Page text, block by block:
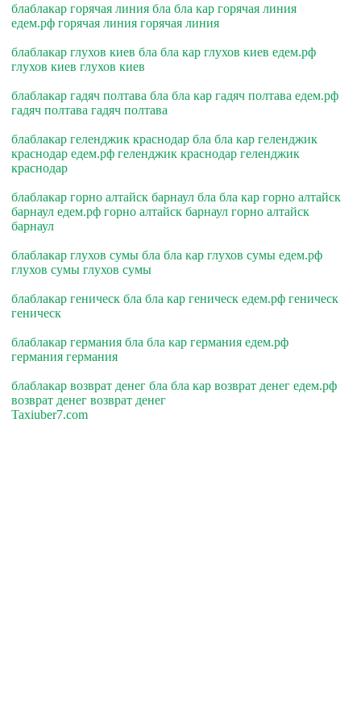
блаблакар горячая линия бла бла кар горячая линия
едем.рф горячая линия горячая линия
блаблакар глухов киев бла бла кар глухов киев едем.рф
глухов киев глухов киев
блаблакар гадяч полтава бла бла кар гадяч полтава едем.рф
гадяч полтава гадяч полтава
блаблакар геленджик краснодар бла бла кар геленджик
краснодар едем.рф геленджик краснодар геленджик
краснодар
блаблакар горно алтайск барнаул бла бла кар горно алтайск
барнаул едем.рф горно алтайск барнаул горно алтайск
барнаул
блаблакар глухов сумы бла бла кар глухов сумы едем.рф
глухов сумы глухов сумы
блаблакар геническ бла бла кар геническ едем.рф геническ
геническ
блаблакар германия бла бла кар германия едем.рф
германия германия
блаблакар возврат денег бла бла кар возврат денег едем.рф
возврат денег возврат денег
Taxiuber7.com